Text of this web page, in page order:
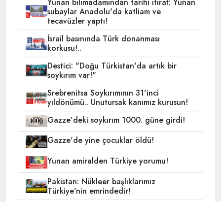
subaylar Anadolu'da katliam ve
tecavüzler yaptı!
İsrail basınında Türk donanması
korkusu!..
Destici: "Doğu Türkistan'da artık bir
soykırım var!"
Srebrenitsa Soykırımının 31'inci
yıldönümü.. Unutursak kanımız kurusun!
Gazze’deki soykırım 1000. güne girdi!
Gazze'de yine çocuklar öldü!
Yunan amiralden Türkiye yorumu!
Pakistan: Nükleer başlıklarımız
Türkiye'nin emrindedir!